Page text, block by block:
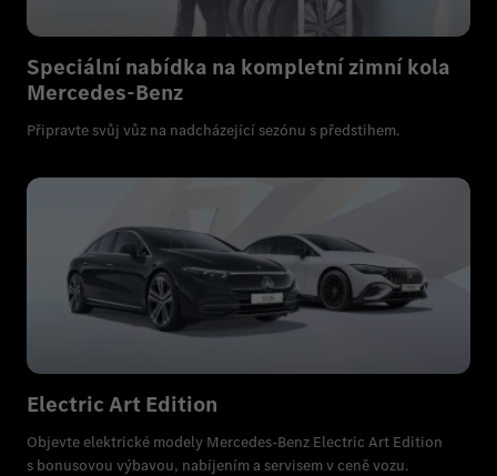
Speciální nabídka na kompletní zimní kola
Mercedes-Benz
Připravte svůj vůz na nadcházející sezónu s předstihem.
Electric Art Edition
Objevte elektrické modely Mercedes-Benz Electric Art Edition
s bonusovou výbavou, nabíjením a servisem v ceně vozu.